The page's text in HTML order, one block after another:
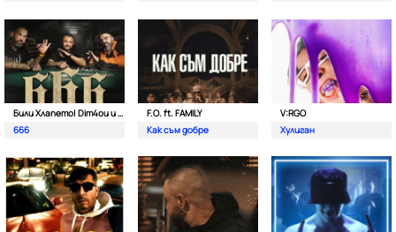
Били Хлапето| Dim4ou и Garjoka
666
F.O. ft. FAMILY
Как съм добре
V:RGO
Хулиган